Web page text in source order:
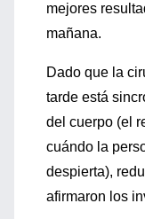
mejores
mañana.
Dado que la
tarde está
del cuerpo (el
cuándo la
despierta),
afirmaron los